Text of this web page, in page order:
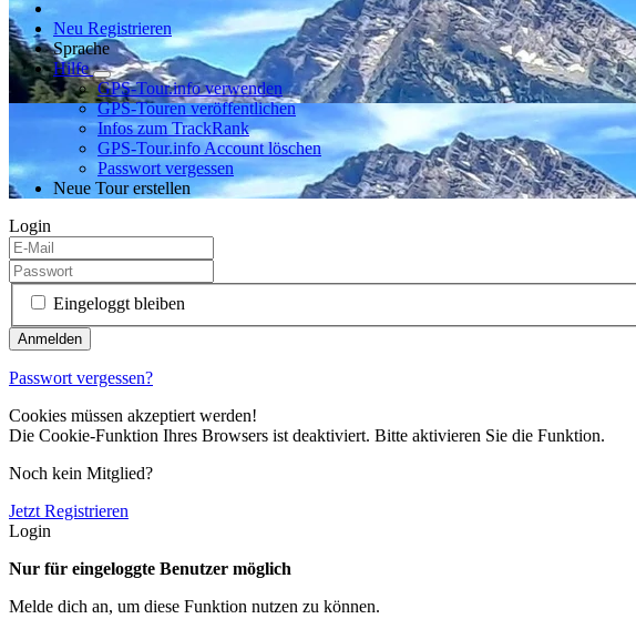
Neu Registrieren
Sprache
Hilfe
GPS-Tour.info verwenden
GPS-Touren veröffentlichen
Infos zum TrackRank
GPS-Tour.info Account löschen
Passwort vergessen
Neue Tour erstellen
Login
Eingeloggt bleiben
Passwort vergessen?
Cookies müssen akzeptiert werden!
Die Cookie-Funktion Ihres Browsers ist deaktiviert. Bitte aktivieren Sie die Funktion.
Noch kein Mitglied?
Jetzt Registrieren
Login
Nur für eingeloggte Benutzer möglich
Melde dich an, um diese Funktion nutzen zu können.